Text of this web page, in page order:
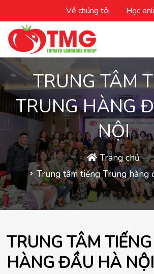
Về chúng tôi Học
TRUNG TÂM
TRUNG HÀNG
NỘI
Trang chủ
Trung tâm tiếng Trung hàng
TRUNG TÂM
HÀNG ĐẦU HÀ NỘI